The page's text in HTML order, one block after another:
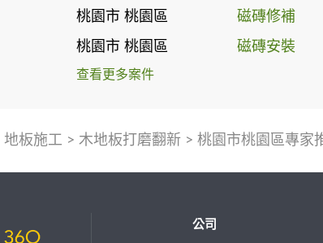
桃園市 桃園區 磁磚修補
桃園市 桃園區 磁磚安裝
查看更多案件
地板施工 > 木地板打磨翻新> 桃園市桃園區專家
公司